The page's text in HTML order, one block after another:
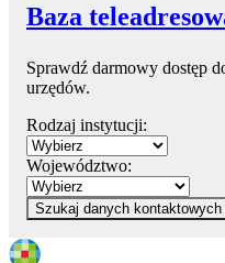
Baza
Sprawdź darmowy dostęp
urzędów.
Rodzaj instytucji:
Województwo:
Szukaj danych kontaktowych